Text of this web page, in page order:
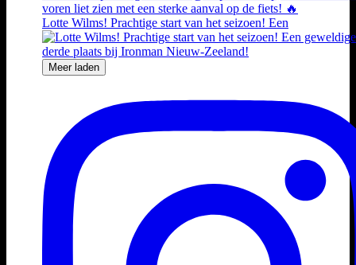
Lotte Wilms! Prachtige start van het seizoen! Een
Meer laden